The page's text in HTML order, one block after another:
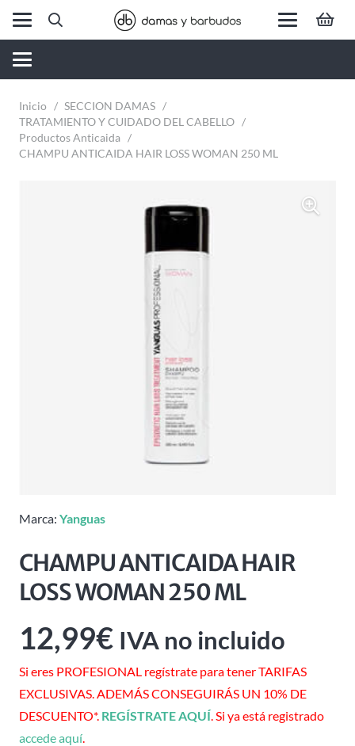
Inicio / SECCION DAMAS /
TRATAMIENTO Y CUIDADO DEL CABELLO /
Productos Anticaida /
CHAMPU ANTICAIDA HAIR LOSS WOMAN 250 ML
Marca: Yanguas
CHAMPU ANTICAIDA HAIR
LOSS WOMAN 250 ML
12,99€ IVA no incluido
Si eres PROFESIONAL regístrate para tener TARIFAS
EXCLUSIVAS. ADEMÁS CONSEGUIRÁS UN 10% DE
DESCUENTO*. REGÍSTRATE AQUÍ. Si ya está registrado
accede aquí.